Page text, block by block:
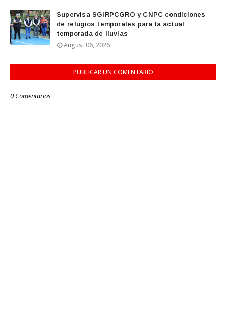
Supervisa SGIRPCGRO y CNPC condiciones
de refugios temporales para la actual
temporada de lluvias
August 06, 2026
PUBLICAR UN COMENTARIO
0 Comentarios